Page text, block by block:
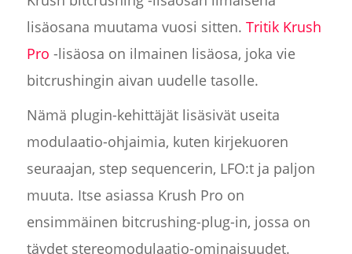
lisäosana muutama vuosi sitten. Tritik Krush
Pro -lisäosa on ilmainen lisäosa, joka vie
bitcrushingin aivan uudelle tasolle.
Nämä plugin-kehittäjät lisäsivät useita
modulaatio-ohjaimia, kuten kirjekuoren
seuraajan, step sequencerin, LFO:t ja paljon
muuta. Itse asiassa Krush Pro on
ensimmäinen bitcrushing-plug-in, jossa on
täydet stereomodulaatio-ominaisuudet.